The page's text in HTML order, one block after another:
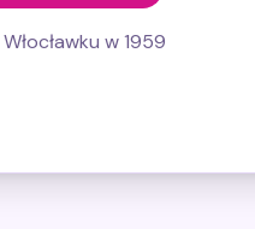
w 1959